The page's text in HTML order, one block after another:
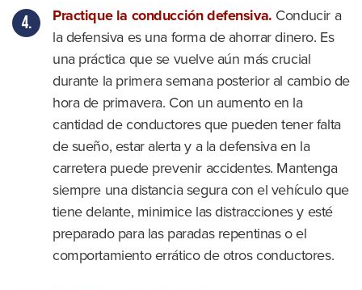
Practique la conducción defensiva. Conducir a
la defensiva es una forma de ahorrar dinero. Es
una práctica que se vuelve aún más crucial
durante la primera semana posterior al cambio de
hora de primavera. Con un aumento en la
cantidad de conductores que pueden tener falta
de sueño, estar alerta y a la defensiva en la
carretera puede prevenir accidentes. Mantenga
siempre una distancia segura con el vehículo que
tiene delante, minimice las distracciones y esté
preparado para las paradas repentinas o el
comportamiento errático de otros conductores.